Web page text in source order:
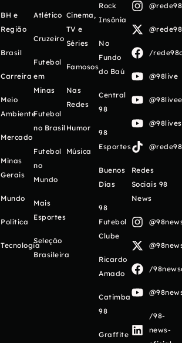
BH e
Região
Brasil
Carreira
Meio
Ambiente
Mercado
Minas
Gerais
Mundo
Política
Tecnologia
Atlético
Cruzeiro
Futebol
em
Minas
Futebol
no Brasil
Futebol
no
Mundo
Mais
Esportes
Seleção
Brasileira
Cinema,
TV e
Séries
Famosos
Nas
Redes
Humor
Música
Rock
Insônia
No
Fundo
do Baú
Central
98
98
Esportes
Buenos
Días
98
Futebol
Clube
Ricardo
Amado
Catimba
98
Graffite
/
@98live
Redes
Sociais 98
News
/
/98-
news-